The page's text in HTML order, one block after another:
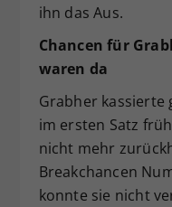
ihn das Aus.
Chancen für
waren da
Grabher kassierte
im ersten Satz
nicht mehr
Breakchancen
konnte sie nicht